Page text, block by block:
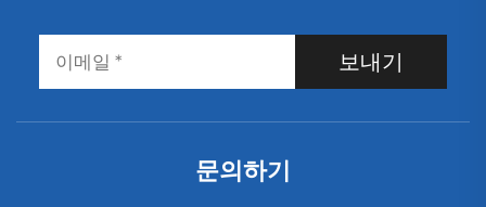
보내기
문의하기